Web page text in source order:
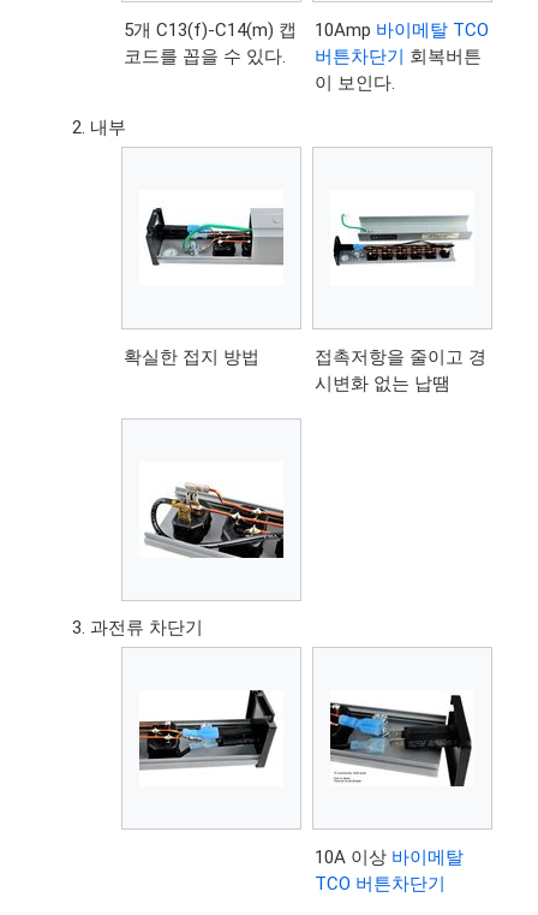
5개 C13(f)-C14(m) 캡
코드를 꼽을 수 있다.
10Amp 바이메탈 TCO
버튼차단기 회복버튼
이 보인다.
내부
확실한 접지 방법
접촉저항을 줄이고 경
시변화 없는 납땜
과전류 차단기
10A 이상 바이메탈
TCO 버튼차단기